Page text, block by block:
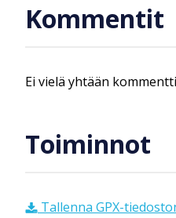
Kommentit
Ei vielä yhtään
Toiminnot
Tallenna GPX-